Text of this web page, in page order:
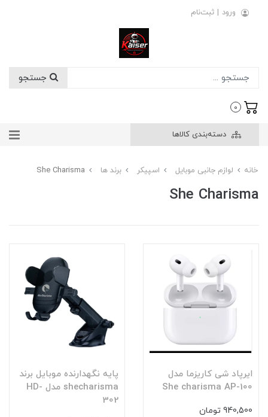
ورود | ثبت‌نام
0
دسته‌بندی کالاها
خانه لوازم جانبی موبایل اسپیکر برند ها She Charisma
She Charisma
ایرپاد شی کاریزما مدل
She charisma AP-100
940,500 تومان
پایه نگهدارنده موبایل برند
shecharisma مدل HD-
302